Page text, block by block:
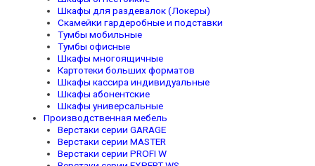
Шкафы для раздевалок (Локеры)
Скамейки гардеробные и подставки
Тумбы мобильные
Тумбы офисные
Шкафы многоящичные
Картотеки больших форматов
Шкафы кассира индивидуальные
Шкафы абонентские
Шкафы универсальные
Производственная мебель
Верстаки серии GARAGE
Верстаки серии MASTER
Верстаки серии PROFI W